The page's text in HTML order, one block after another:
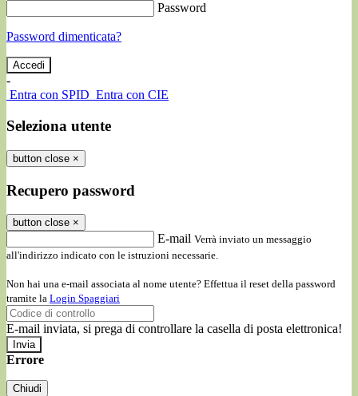
Password
Password dimenticata?
-
Entra con SPID Entra con CIE
Seleziona utente
button close ×
Recupero password
button close ×
E-mail Verrà inviato un messaggio
all'indirizzo indicato con le istruzioni necessarie.
Non hai una e-mail associata al nome utente? Effettua il reset della password
tramite la Login Spaggiari
E-mail inviata, si prega di controllare la casella di posta elettronica!
Errore
Chiudi